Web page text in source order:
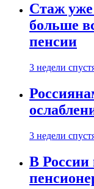
Стаж уже
больше
пенсии
3 недели
3 недели
В России